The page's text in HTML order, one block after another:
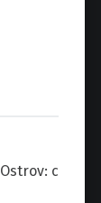
Ostrov: c